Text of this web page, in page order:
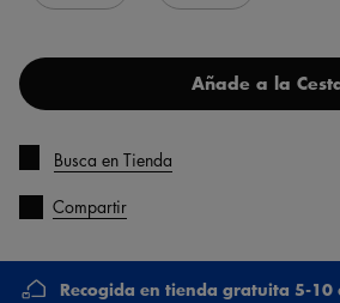
Añade a la
Busca en Tienda
Compartir
Recogida en tienda gratuita 5-